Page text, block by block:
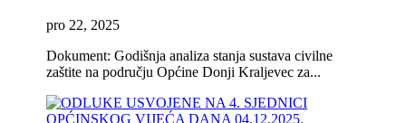
pro 22, 2025
Dokument: Godišnja analiza stanja sustava civilne
zaštite na području Općine Donji Kraljevec za...